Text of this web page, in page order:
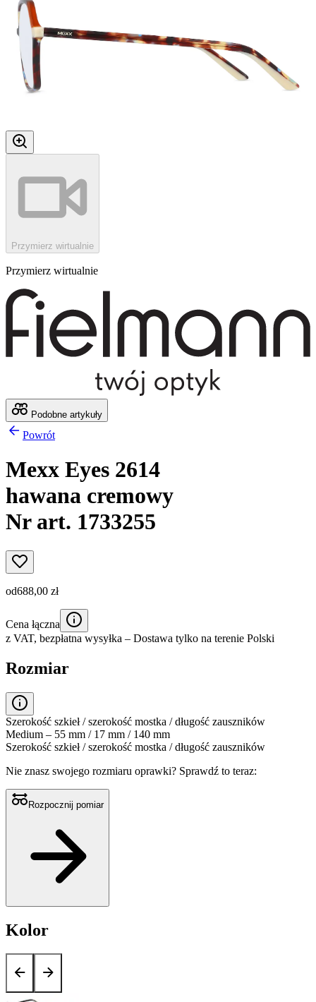
Przymierz wirtualnie
Przymierz wirtualnie
Podobne artykuły
Powrót
Mexx Eyes 2614
hawana cremowy
Nr art. 1733255
od688,00 zł
Cena łączna
z VAT, bezpłatna wysyłka – Dostawa tylko na terenie Polski
Rozmiar
Szerokość szkieł / szerokość mostka / długość zauszników
Medium – 55 mm / 17 mm / 140 mm
Szerokość szkieł / szerokość mostka / długość zauszników
Nie znasz swojego rozmiaru oprawki? Sprawdź to teraz:
Rozpocznij pomiar
Kolor